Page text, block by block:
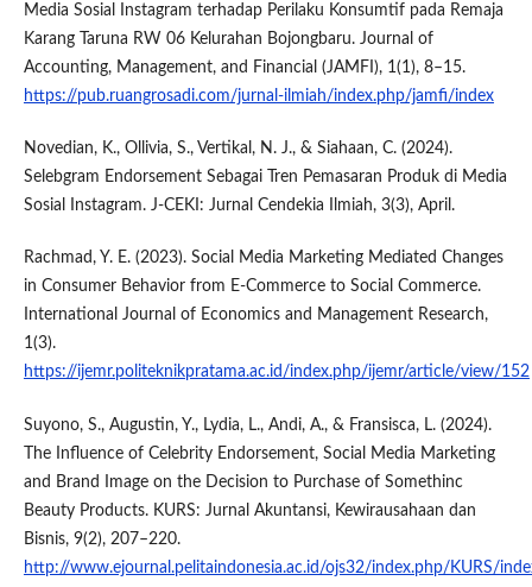
Media Sosial Instagram terhadap Perilaku Konsumtif pada Remaja
Karang Taruna RW 06 Kelurahan Bojongbaru. Journal of
Accounting, Management, and Financial (JAMFI), 1(1), 8–15.
https://pub.ruangrosadi.com/jurnal-ilmiah/index.php/jamfi/index
Novedian, K., Ollivia, S., Vertikal, N. J., & Siahaan, C. (2024).
Selebgram Endorsement Sebagai Tren Pemasaran Produk di Media
Sosial Instagram. J-CEKI: Jurnal Cendekia Ilmiah, 3(3), April.
Rachmad, Y. E. (2023). Social Media Marketing Mediated Changes
in Consumer Behavior from E-Commerce to Social Commerce.
International Journal of Economics and Management Research,
1(3).
https://ijemr.politeknikpratama.ac.id/index.php/ijemr/article/view/152
Suyono, S., Augustin, Y., Lydia, L., Andi, A., & Fransisca, L. (2024).
The Influence of Celebrity Endorsement, Social Media Marketing
and Brand Image on the Decision to Purchase of Somethinc
Beauty Products. KURS: Jurnal Akuntansi, Kewirausahaan dan
Bisnis, 9(2), 207–220.
http://www.ejournal.pelitaindonesia.ac.id/ojs32/index.php/KURS/